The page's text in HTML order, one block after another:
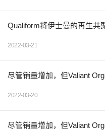
Qualiform将伊士曼的再生共
2022-03-21
尽管销量增加，但Valiant
2022-03-20
尽管销量增加，但Valiant